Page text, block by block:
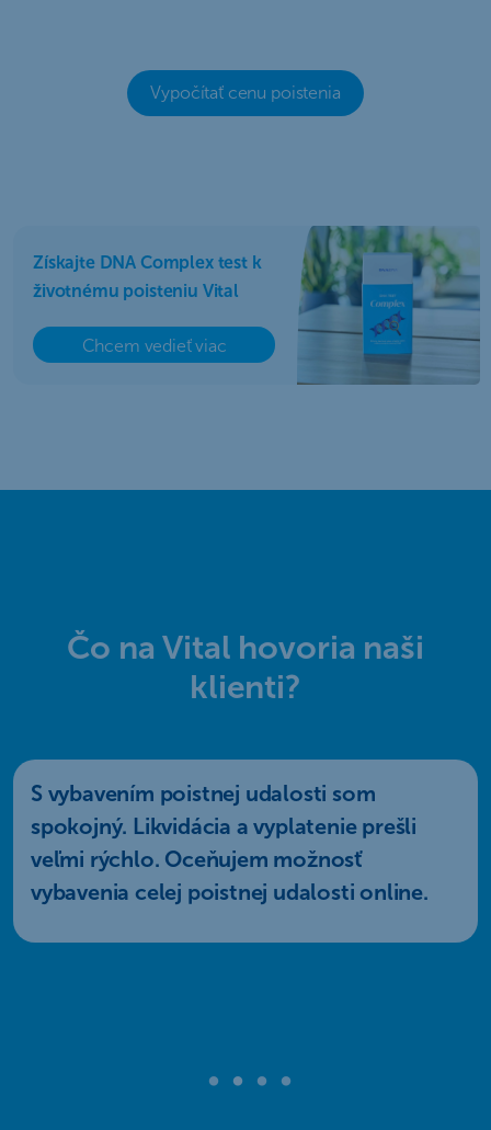
Vypočítať cenu poistenia
Získajte DNA Complex test k
životnému poisteniu Vital
Chcem vedieť viac
Čo na Vital hovoria naši
klienti?
S vybavením poistnej udalosti som
spokojný. Likvidácia a vyplatenie prešli
veľmi rýchlo. Oceňujem možnosť
vybavenia celej poistnej udalosti online.